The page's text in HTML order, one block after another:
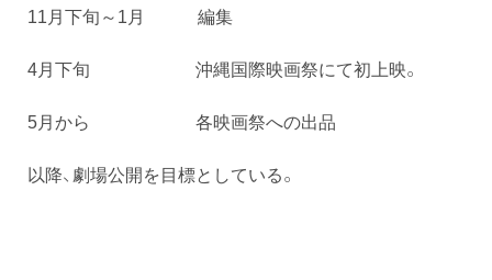
11月下旬～1月 編集
4月下旬 沖縄国際映画祭にて初上映。
5月から 各映画祭への出品
以降、劇場公開を目標としている。